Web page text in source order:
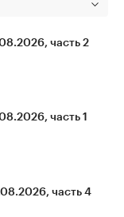
часть 2
часть 1
часть 4